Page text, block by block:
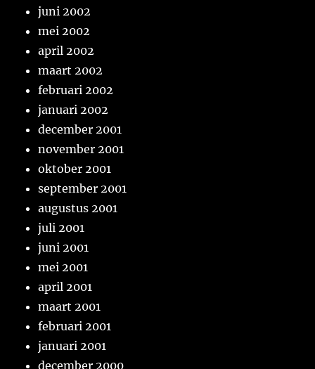
juni 2002
mei 2002
april 2002
maart 2002
februari 2002
januari 2002
december 2001
november 2001
oktober 2001
september 2001
augustus 2001
juli 2001
juni 2001
mei 2001
april 2001
maart 2001
februari 2001
januari 2001
december 2000